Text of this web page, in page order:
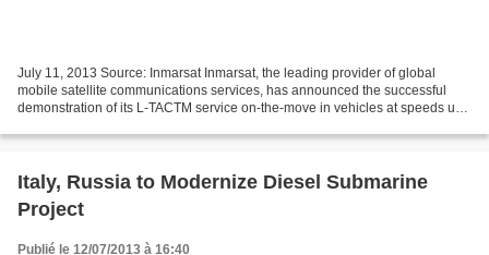
July 11, 2013 Source: Inmarsat Inmarsat, the leading provider of global
mobile satellite communications services, has announced the successful
demonstration of its L-TACTM service on-the-move in vehicles at speeds up
Italy, Russia to Modernize Diesel Submarine
Project
Publié le 12/07/2013 à 16:40